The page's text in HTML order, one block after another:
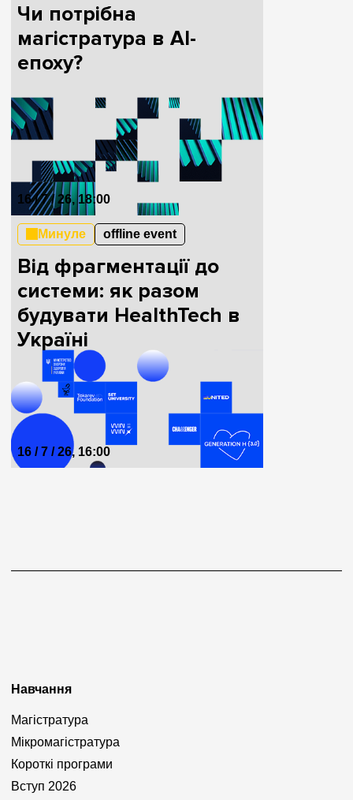
Чи потрібна
магістратура в AI-
епоху?
16 / 7 / 26, 18:00
Минуле offline event
Від фрагментації до
системи: як разом
будувати HealthTech в
Україні
16 / 7 / 26, 16:00
Навчання
Магістратура
Мікромагістратура
Короткі програми
Вступ 2026